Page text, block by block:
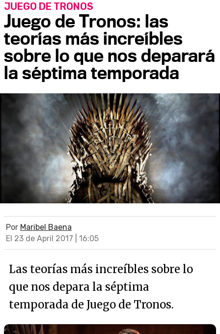
Juego de Tronos: las
teorías más increíbles
sobre lo que nos deparará
la séptima temporada
JUEGO DE TRONOS
Por Maribel Baena
El 23 de April 2017 | 16:05
Las teorías más increíbles sobre lo
que nos depara la séptima
temporada de Juego de Tronos.